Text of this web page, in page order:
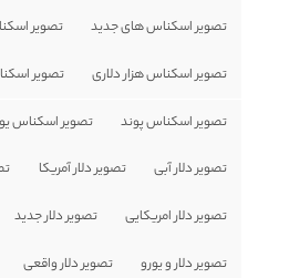
تصویر اسکناس های جدید تصویر
تصویر اسکناس هزار دلاری تصویر
تصویر اسکناس پوند تصویر اسکناس
تصویر دلار آبی تصویر دلار آمریکا
تصویر دلار امریکایی تصویر دلار جدید
تصویر دلار و یورو تصویر دلار واقعی